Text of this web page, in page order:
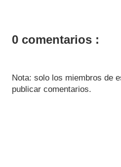
0 comentarios :
Nota: solo los miembros de
publicar comentarios.